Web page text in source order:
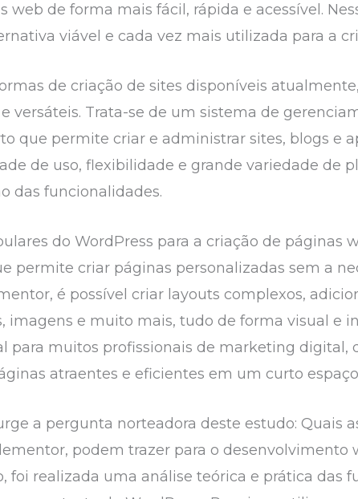
web de forma mais fácil, rápida e acessível.
viável e cada vez mais utilizada para a
de criação de sites disponíveis
versáteis. Trata-se de um sistema de
que permite criar e administrar sites, blogs e
de uso, flexibilidade e grande variedade de
das funcionalidades.
do WordPress para a criação de páginas
permite criar páginas personalizadas sem a
é possível criar layouts complexos,
imagens e muito mais, tudo de forma visual e
para muitos profissionais de marketing digital,
atraentes e eficientes em um curto
a pergunta norteadora deste estudo: Quais
podem trazer para o desenvolvimento
foi realizada uma análise teórica e prática das